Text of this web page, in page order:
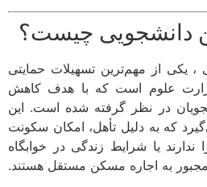
چیست؟
از مهم‌ترین تسهیلات حمایتی
علوم است که با هدف کاهش
در نظر گرفته شده است. این
که به دلیل تأهل، امکان سکونت
یا شرایط زندگی در خوابگاه
به اجاره مسکن مستقل هستند.